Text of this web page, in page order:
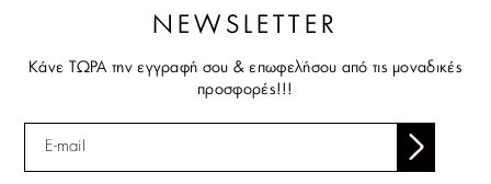
NEWSLETTER
Κάνε ΤΩΡΑ την εγγραφή σου & επωφελήσου από τις μοναδικές
προσφορές!!!